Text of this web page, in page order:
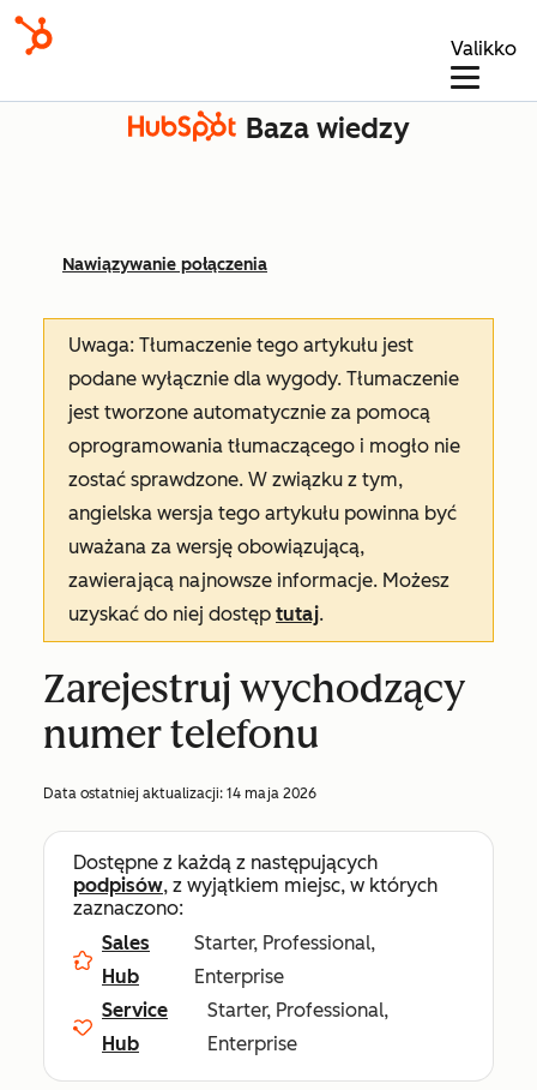
Valikko
Baza wiedzy
Nawiązywanie połączenia
Uwaga: Tłumaczenie tego artykułu jest
podane wyłącznie dla wygody. Tłumaczenie
jest tworzone automatycznie za pomocą
oprogramowania tłumaczącego i mogło nie
zostać sprawdzone. W związku z tym,
angielska wersja tego artykułu powinna być
uważana za wersję obowiązującą,
zawierającą najnowsze informacje. Możesz
uzyskać do niej dostęp tutaj.
Zarejestruj wychodzący
numer telefonu
Data ostatniej aktualizacji: 14 maja 2026
Dostępne z każdą z następujących
podpisów, z wyjątkiem miejsc, w których
zaznaczono:
Sales
Hub
Starter, Professional,
Enterprise
Service
Hub
Starter, Professional,
Enterprise